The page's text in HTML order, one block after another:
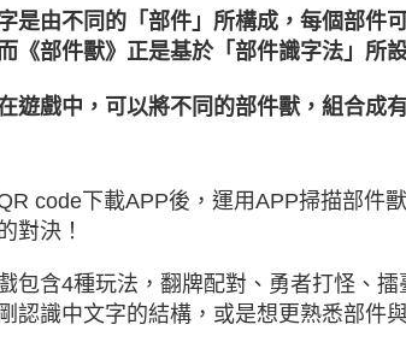
是由不同的「部件」所構成，每個部件
《部件獸》正是基於「部件識字法」所
遊戲中，可以將不同的部件獸，組合成
code下載APP後，運用APP掃描部件
對決！
包含4種玩法，翻牌配對、勇者打怪、
認識中文字的結構，或是想更熟悉部件